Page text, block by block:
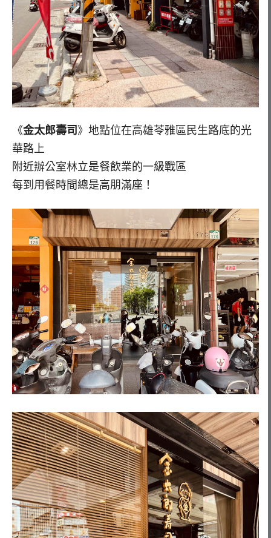
《金太郎壽司 》地點位在高雄苓雅區民生路底的光
華路上
附近辦公室林立是餐飲業的一級戰區
每到用餐時間總是高朋滿座！